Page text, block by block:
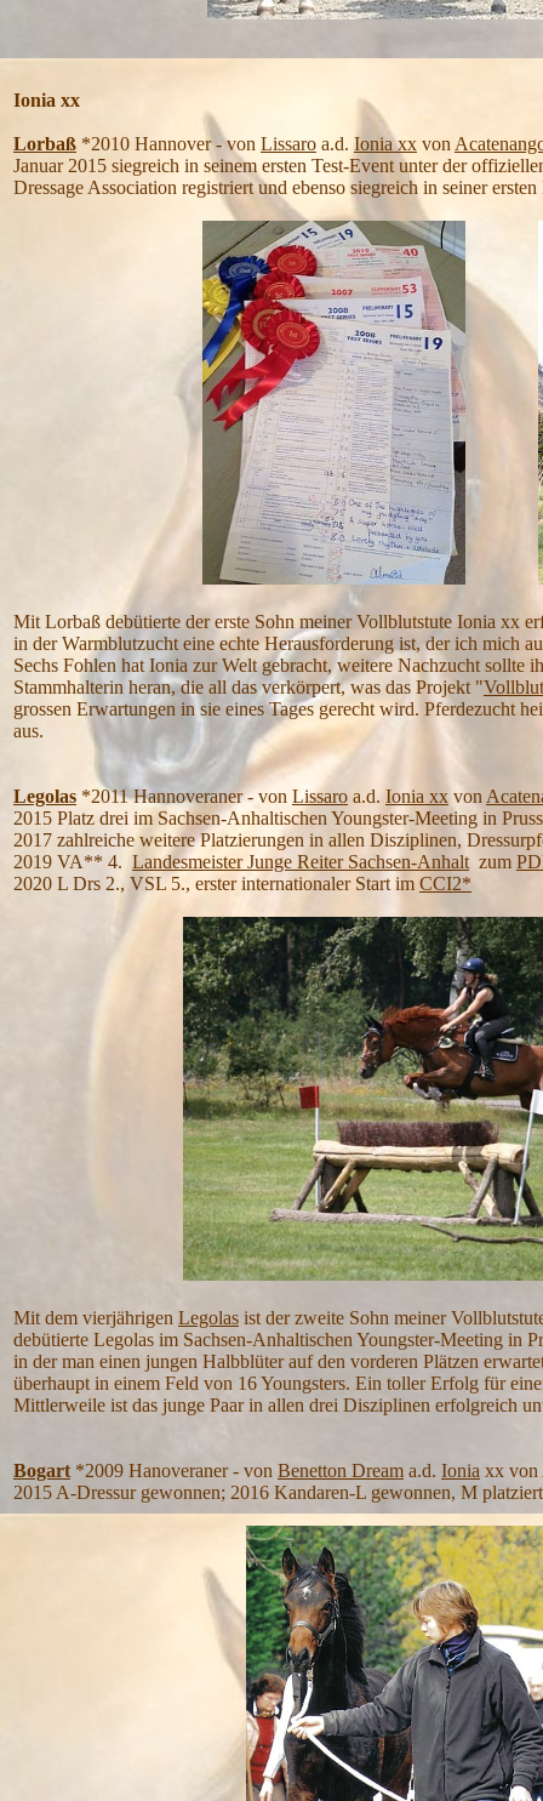
Ionia xx
Lorbaß *2010 Hannover - von Lissaro a.d. Ionia xx von
Januar 2015 siegreich in seinem ersten Test-Event unter der
Dressage Association registriert und ebenso siegreich in seiner
Mit Lorbaß debütierte der erste Sohn meiner Vollblutstute Ionia xx
in der Warmblutzucht eine echte Herausforderung ist, der ich mich
Sechs Fohlen hat Ionia zur Welt gebracht, weitere Nachzucht sollte
Stammhalterin heran, die all das verkörpert, was das Projekt "
grossen Erwartungen in sie eines Tages gerecht wird. Pferdezucht
aus.
Legolas *2011 Hannoveraner - von Lissaro a.d. Ionia xx von
2015 Platz drei im Sachsen-Anhaltischen Youngster-Meeting in
2017 zahlreiche weitere Platzierungen in allen Disziplinen,
2019 VA** 4. Landesmeister Junge Reiter Sachsen-Anhalt zum
2020 L Drs 2., VSL 5., erster internationaler Start im CCI2*
Mit dem vierjährigen Legolas ist der zweite Sohn meiner
debütierte Legolas im Sachsen-Anhaltischen Youngster-Meeting in
in der man einen jungen Halbblüter auf den vorderen Plätzen
überhaupt in einem Feld von 16 Youngsters. Ein toller Erfolg für
Mittlerweile ist das junge Paar in allen drei Disziplinen erfolgreich
Bogart *2009 Hanoveraner - von Benetton Dream a.d. Ionia xx von
2015 A-Dressur gewonnen; 2016 Kandaren-L gewonnen, M platziert